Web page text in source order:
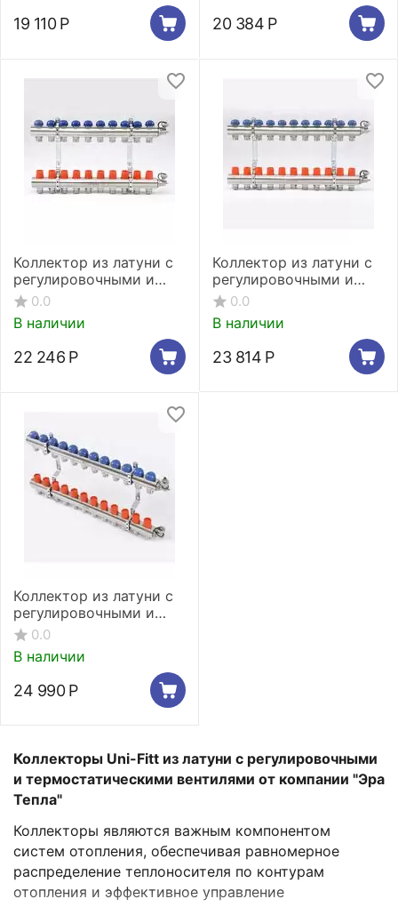
Коллекторы Uni-Fitt из латуни с регулировочными
и термостатическими вентилями от компании "Эра
Тепла"
Коллекторы являются важным компонентом
систем отопления, обеспечивая равномерное
распределение теплоносителя по контурам
отопления и эффективное управление
19 110 Р 20 384 Р
Коллектор из латуни с
регулировочными и
термостатическими
вентилями 10 выходов
0.0
В наличии
22 246 Р
Коллектор из латуни с
регулировочными и
термостатическими
вентилями 11 выходов
0.0
В наличии
23 814 Р
Коллектор из латуни с
регулировочными и
термостатическими
вентилями 12 выходов
0.0
В наличии
24 990 Р